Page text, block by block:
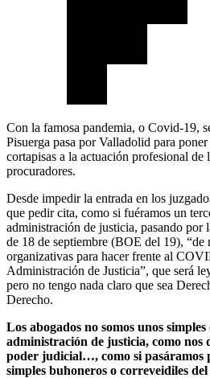
Con la famosa pandemia, o Covid-19,
Pisuerga pasa por Valladolid para
cortapisas a la actuación profesional de
procuradores.
Desde impedir la entrada en los
que pedir cita, como si fuéramos un
administración de justicia, pasando por
de 18 de septiembre (BOE del 19), “de
organizativas para hacer frente al
Administración de Justicia”, que será
pero no tengo nada claro que sea
Derecho.
Los abogados no somos unos
administración de justicia, como nos
poder judicial…, como si pasáramos
simples buhoneros o correveidiles